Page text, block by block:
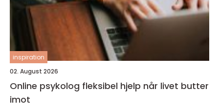
inspiration
02. August 2026
Online psykolog fleksibel hjelp når livet butter
imot